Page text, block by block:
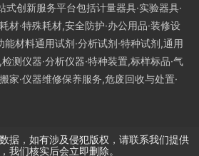
创新服务平台包括计量器具·实验器具·
材·特殊耗材,安全防护·办公用品·装修设
能材料通用试剂·分析试剂·特种试剂,通用
测仪器·分析仪器·特种装置,标样标品·气
家·仪器维修保养服务,危废回收与处置·
据，如有涉及侵犯版权，请联系我们提供
我们核实后会立即删除。